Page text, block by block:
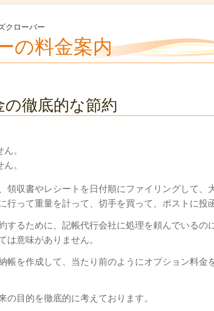
クローバー
の料金案内
徹底的な節約
。
。
領収書やレシートを日付順にファイリングして、
行って重量を計って、切手を買って、ポストに投
するために、記帳代行会社に処理を頼んでいるの
は意味がありません。
帳を作成して、当たり前のようにオプション料金
目的を徹底的に考えております。